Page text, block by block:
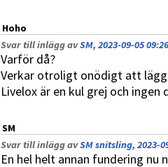
Hoho
Svar till inlägg avSM, 2023-09-05 09:26
Varför då?
Verkar otroligt onödigt att
Livelox är en kul grej och ingen
SM
Svar till inlägg avSM snitsling, 2023-
En hel helt annan fundering